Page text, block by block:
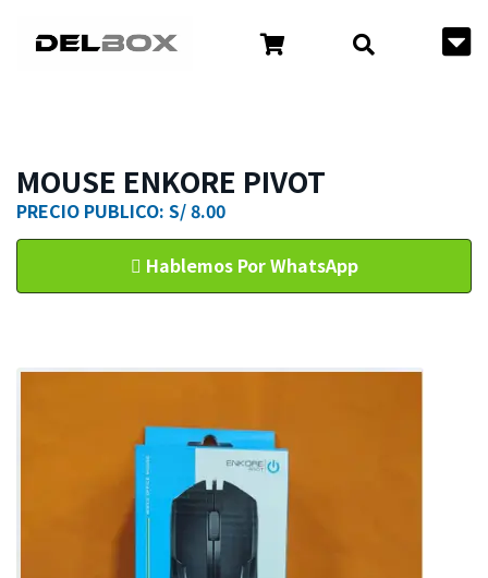
MOUSE ENKORE PIVOT
PRECIO PUBLICO: S/ 8.00
Hablemos Por WhatsApp